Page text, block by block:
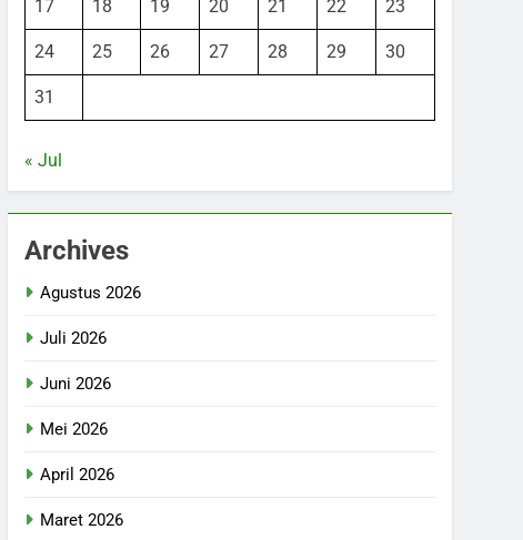
17 18 19 20 21 22 23
24 25 26 27 28 29 30
31
« Jul
Archives
Agustus 2026
Juli 2026
Juni 2026
Mei 2026
April 2026
Maret 2026